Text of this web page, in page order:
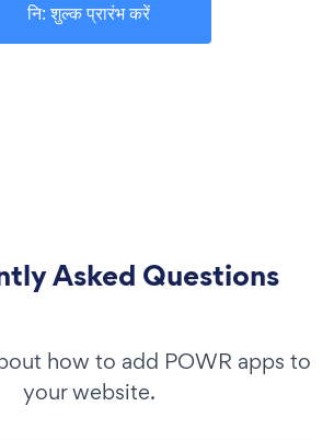
नि: शुल्क प्रारंभ करें
Asked Questions
how to add POWR apps to
your website.